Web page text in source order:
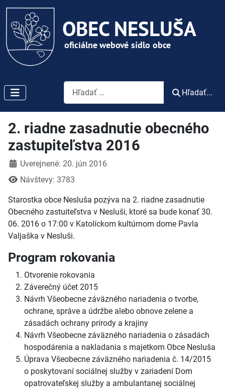
Vyhľadávanie
Hľadať...
2. riadne zasadnutie obecného
zastupiteľstva 2016
DetailyUverejnené: 20. jún 2016
Návštevy: 3783
Starostka obce Nesluša pozýva na 2. riadne zasadnutie
Obecného zastuiteľstva v Nesluši, ktoré sa bude konať 30.
06. 2016 o 17:00 v Katolíckom kultúrnom dome Pavla
Valjaška v Nesluši.
Program rokovania
Otvorenie rokovania
Záverečný účet 2015
Návrh Všeobecne záväzného nariadenia o tvorbe,
ochrane, správe a údržbe alebo obnove zelene a
zásadách ochrany prírody a krajiny
Návrh Všeobecne záväzného nariadenia o zásadách
hospodárenia a nakladania s majetkom Obce Nesluša
Úprava Všeobecne záväzného nariadenia č. 14/2015
o poskytovaní sociálnej služby v zariadení Dom
opatrovateľskej služby a ambulantanej sociálnej